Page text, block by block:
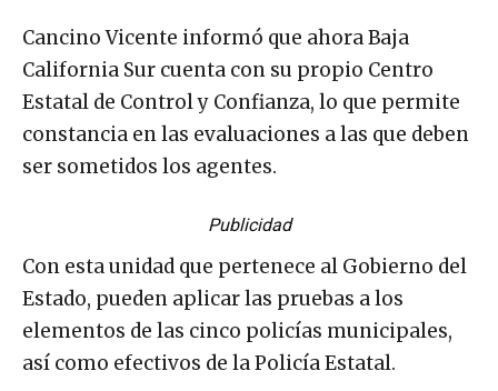
Cancino Vicente informó que ahora Baja
California Sur cuenta con su propio Centro
Estatal de Control y Confianza, lo que permite
constancia en las evaluaciones a las que deben
ser sometidos los agentes.
Publicidad
Con esta unidad que pertenece al Gobierno del
Estado, pueden aplicar las pruebas a los
elementos de las cinco policías municipales,
así como efectivos de la Policía Estatal.